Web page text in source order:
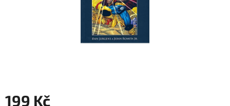
199 Kč